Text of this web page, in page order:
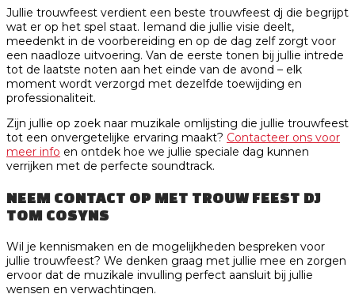
Jullie trouwfeest verdient een beste trouwfeest dj die begrijpt
wat er op het spel staat. Iemand die jullie visie deelt,
meedenkt in de voorbereiding en op de dag zelf zorgt voor
een naadloze uitvoering. Van de eerste tonen bij jullie intrede
tot de laatste noten aan het einde van de avond – elk
moment wordt verzorgd met dezelfde toewijding en
professionaliteit.
Zijn jullie op zoek naar muzikale omlijsting die jullie trouwfeest
tot een onvergetelijke ervaring maakt? Contacteer ons voor
meer info en ontdek hoe we jullie speciale dag kunnen
verrijken met de perfecte soundtrack.
NEEM CONTACT OP MET TROUW FEEST DJ
TOM COSYNS
Wil je kennismaken en de mogelijkheden bespreken voor
jullie trouwfeest? We denken graag met jullie mee en zorgen
ervoor dat de muzikale invulling perfect aansluit bij jullie
wensen en verwachtingen.